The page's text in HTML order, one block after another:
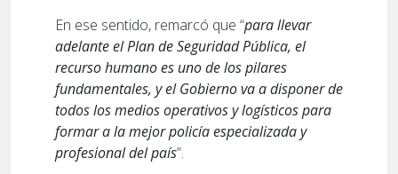
En ese sentido, remarcó que “para llevar
adelante el Plan de Seguridad Pública, el
recurso humano es uno de los pilares
fundamentales, y el Gobierno va a disponer de
todos los medios operativos y logísticos para
formar a la mejor policía especializada y
profesional del país”.